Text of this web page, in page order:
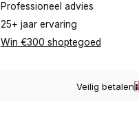
Professioneel advies
25+ jaar ervaring
Win €300 shoptegoed
Veilig betalen